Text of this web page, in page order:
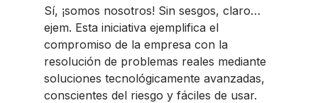
Sí, ¡somos nosotros! Sin sesgos, claro…
ejem. Esta iniciativa ejemplifica el
compromiso de la empresa con la
resolución de problemas reales mediante
soluciones tecnológicamente avanzadas,
conscientes del riesgo y fáciles de usar.